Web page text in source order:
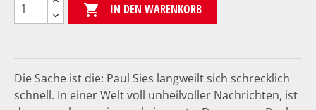
 IN DEN WARENKORB
Die Sache ist die: Paul Sies langweilt sich schrecklich
schnell. In einer Welt voll unheilvoller Nachrichten, ist